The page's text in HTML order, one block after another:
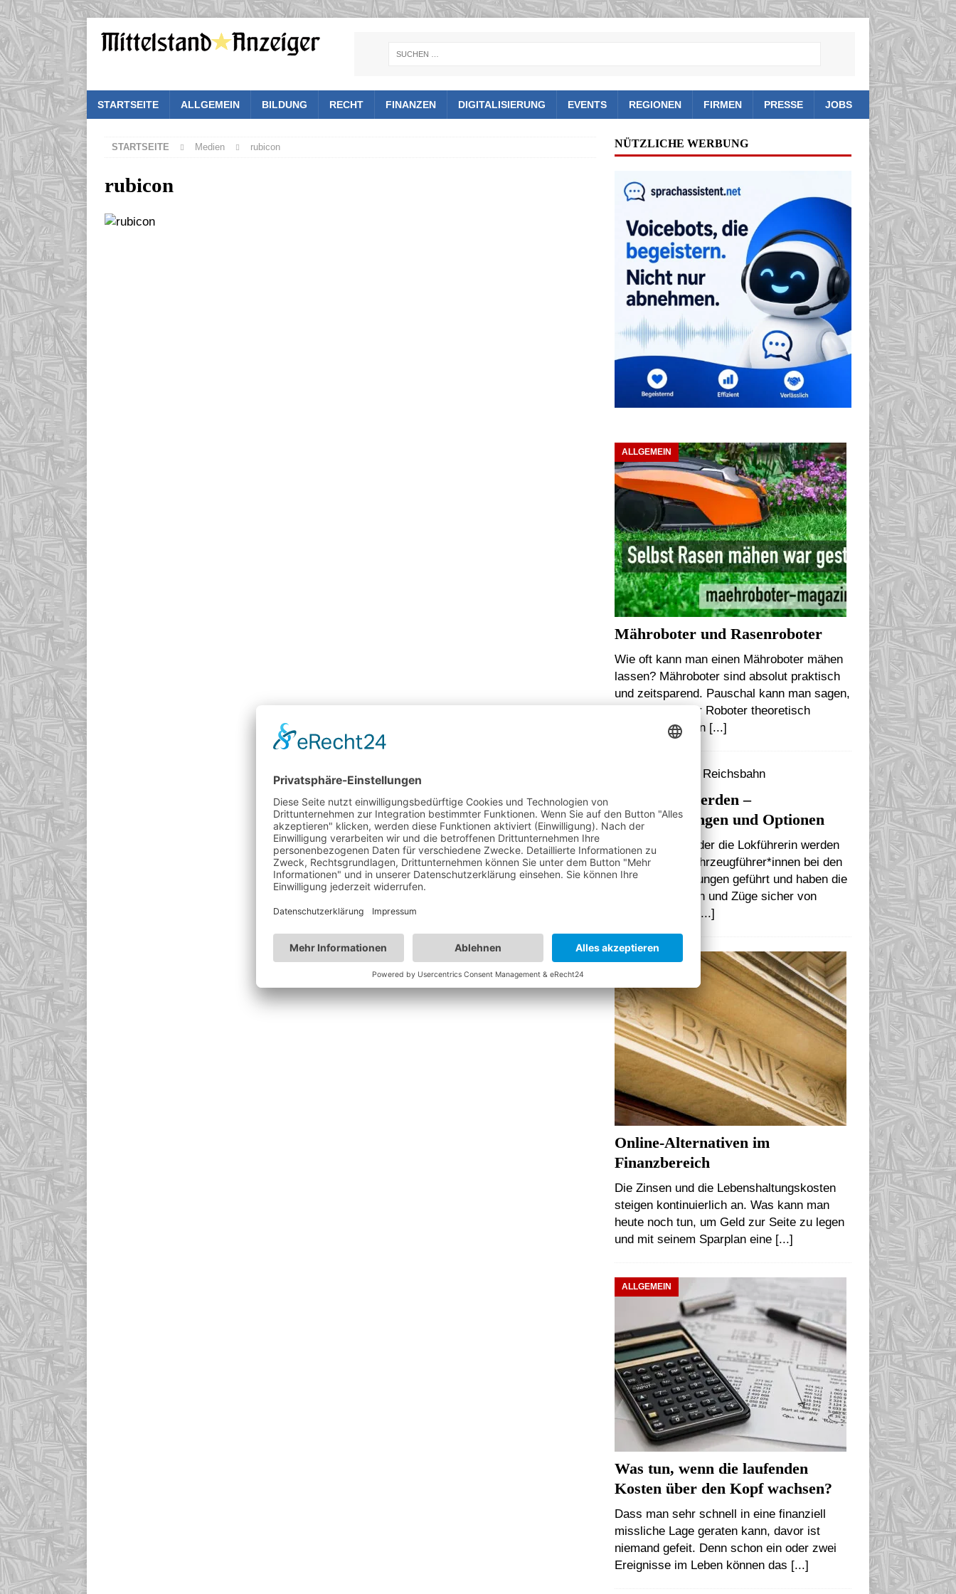
STARTSEITE ALLGEMEIN BILDUNG RECHT FINANZEN DIGITALISIERUNG EVENTS REGIONEN FIRMEN PRESSE JOBS
STARTSEITE Medien rubicon
rubicon
NÜTZLICHE WERBUNG
ALLGEMEIN
Mähroboter und Rasenroboter
Wie oft kann man einen Mähroboter mähen
lassen? Mähroboter sind absolut praktisch
und zeitsparend. Pauschal kann man sagen,
dass ein solcher Roboter theoretisch
mehrere Stunden [...]
Lokführer werden –
Voraussetzungen und Optionen
Der Lokführer oder die Lokführerin werden
auch als Triebfahrzeugführer*innen bei den
Berufsbezeichnungen geführt und haben die
Aufgabe, Bahnen und Züge sicher von
[...]
FINANZEN
Online-Alternativen im
Finanzbereich
Die Zinsen und die Lebenshaltungskosten
steigen kontinuierlich an. Was kann man
heute noch tun, um Geld zur Seite zu legen
und mit seinem Sparplan eine [...]
ALLGEMEIN
Was tun, wenn die laufenden
Kosten über den Kopf wachsen?
Dass man sehr schnell in eine finanziell
missliche Lage geraten kann, davor ist
niemand gefeit. Denn schon ein oder zwei
Ereignisse im Leben können das [...]